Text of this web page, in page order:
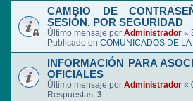
CAMBIO DE
SESIÓN, POR SEGURIDAD
Último mensaje por Administrador «
Publicado en COMUNICADOS DE
INFORMACIÓN PARA
OFICIALES
Último mensaje por Administrador «
Respuestas: 3